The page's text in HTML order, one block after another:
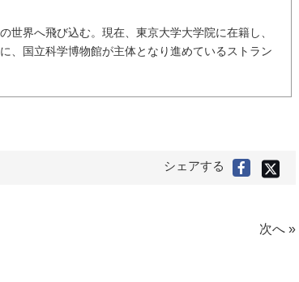
界へ飛び込む。現在、東京大学大学院に在籍し、
、国立科学博物館が主体となり進めているストラン
シェアする
Facebook
で
ア
X(旧
で
次へ »